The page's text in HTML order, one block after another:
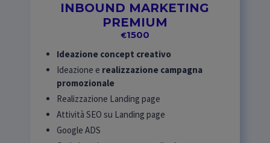
INBOUND MARKETING
PREMIUM
€1500
Ideazione concept creativo
Ideazione e realizzazione campagna
promozionale
Realizzazione Landing page
Attività SEO su Landing page
Google ADS